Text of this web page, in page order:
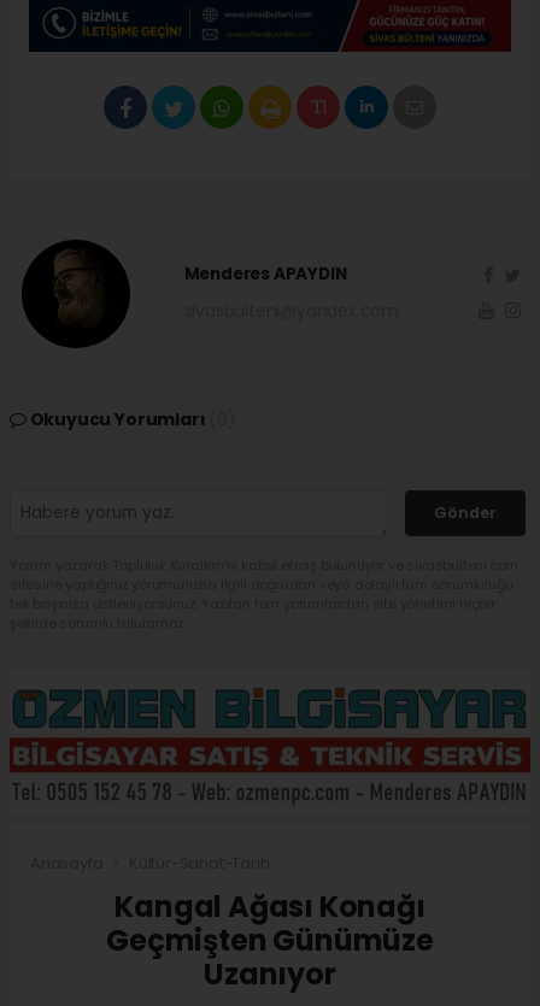
Menderes APAYDIN
Okuyucu Yorumları
Gönder
Kangal Ağası Konağı
Geçmişten Günümüze
Uzanıyor